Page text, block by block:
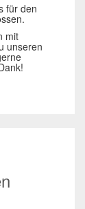
für den
mit
unseren